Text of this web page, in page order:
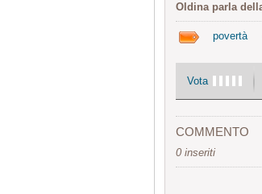
Oldina parla
povertà
Vota
COMMENTO
0 inseriti